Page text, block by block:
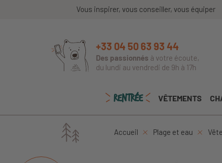
Vous inspirer, vous conseiller, vous équiper
+33 04 50 63 93 44
Des passionnés à votre écoute,
du lundi au vendredi de 9h à 17h
RENTRÉE VÊTEMENTS
Accueil Plage et eau